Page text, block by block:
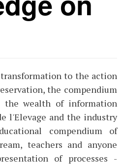
to the action
the compendium
the wealth of information
l'Elevage and the industry
compendium of
teachers and anyone
of processes -